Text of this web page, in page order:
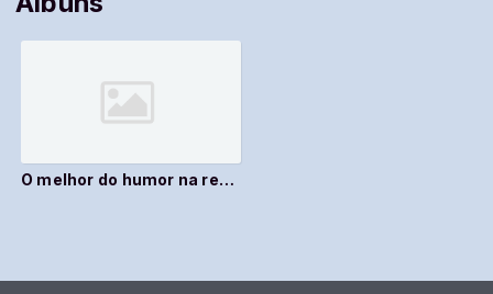
O melhor do humor na rede dos computadores